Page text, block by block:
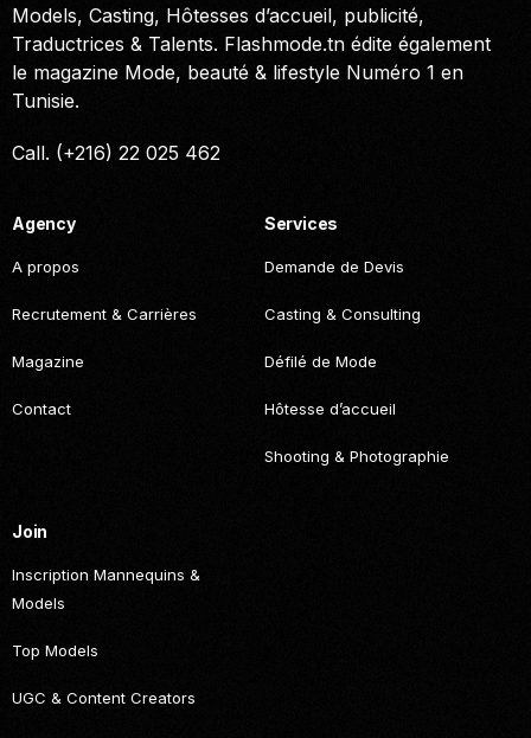
Models, Casting, Hôtesses d’accueil, publicité,
Traductrices & Talents. Flashmode.tn édite également
le magazine Mode, beauté & lifestyle Numéro 1 en
Tunisie.
Call. (+216) 22 025 462
Agency
A propos
Recrutement & Carrières
Magazine
Contact
Services
Demande de Devis
Casting & Consulting
Défilé de Mode
Hôtesse d’accueil
Shooting & Photographie
Join
Inscription Mannequins &
Models
Top Models
UGC & Content Creators